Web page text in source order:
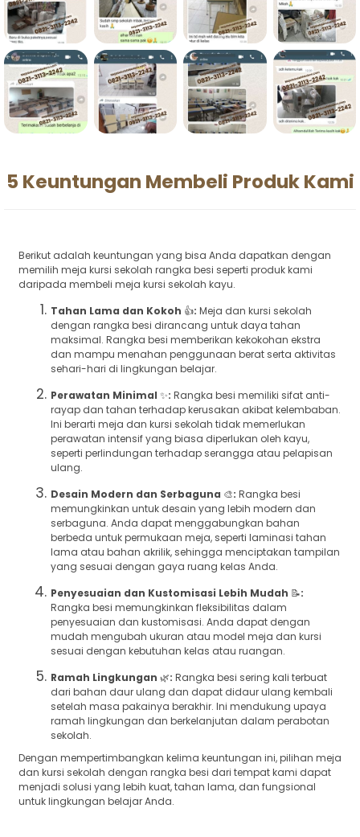
5 Keuntungan Membeli Produk Kami
Berikut adalah keuntungan yang bisa Anda dapatkan dengan
memilih meja kursi sekolah rangka besi seperti produk kami
daripada membeli meja kursi sekolah kayu.
Tahan Lama dan Kokoh 👍: Meja dan kursi sekolah
dengan rangka besi dirancang untuk daya tahan
maksimal. Rangka besi memberikan kekokohan ekstra
dan mampu menahan penggunaan berat serta aktivitas
sehari-hari di lingkungan belajar.
Perawatan Minimal ✨: Rangka besi memiliki sifat anti-
rayap dan tahan terhadap kerusakan akibat kelembaban.
Ini berarti meja dan kursi sekolah tidak memerlukan
perawatan intensif yang biasa diperlukan oleh kayu,
seperti perlindungan terhadap serangga atau pelapisan
ulang.
Desain Modern dan Serbaguna 🎨: Rangka besi
memungkinkan untuk desain yang lebih modern dan
serbaguna. Anda dapat menggabungkan bahan
berbeda untuk permukaan meja, seperti laminasi tahan
lama atau bahan akrilik, sehingga menciptakan tampilan
yang sesuai dengan gaya ruang kelas Anda.
Penyesuaian dan Kustomisasi Lebih Mudah 📝:
Rangka besi memungkinkan fleksibilitas dalam
penyesuaian dan kustomisasi. Anda dapat dengan
mudah mengubah ukuran atau model meja dan kursi
sesuai dengan kebutuhan kelas atau ruangan.
Ramah Lingkungan 🌿: Rangka besi sering kali terbuat
dari bahan daur ulang dan dapat didaur ulang kembali
setelah masa pakainya berakhir. Ini mendukung upaya
ramah lingkungan dan berkelanjutan dalam perabotan
sekolah.
Dengan mempertimbangkan kelima keuntungan ini, pilihan meja
dan kursi sekolah dengan rangka besi dari tempat kami dapat
menjadi solusi yang lebih kuat, tahan lama, dan fungsional
untuk lingkungan belajar Anda.